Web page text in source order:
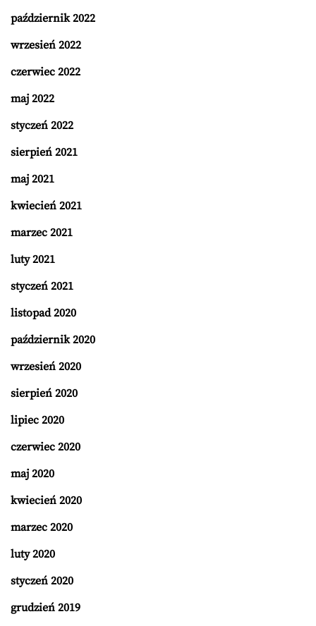
październik 2022
wrzesień 2022
czerwiec 2022
maj 2022
styczeń 2022
sierpień 2021
maj 2021
kwiecień 2021
marzec 2021
luty 2021
styczeń 2021
listopad 2020
październik 2020
wrzesień 2020
sierpień 2020
lipiec 2020
czerwiec 2020
maj 2020
kwiecień 2020
marzec 2020
luty 2020
styczeń 2020
grudzień 2019